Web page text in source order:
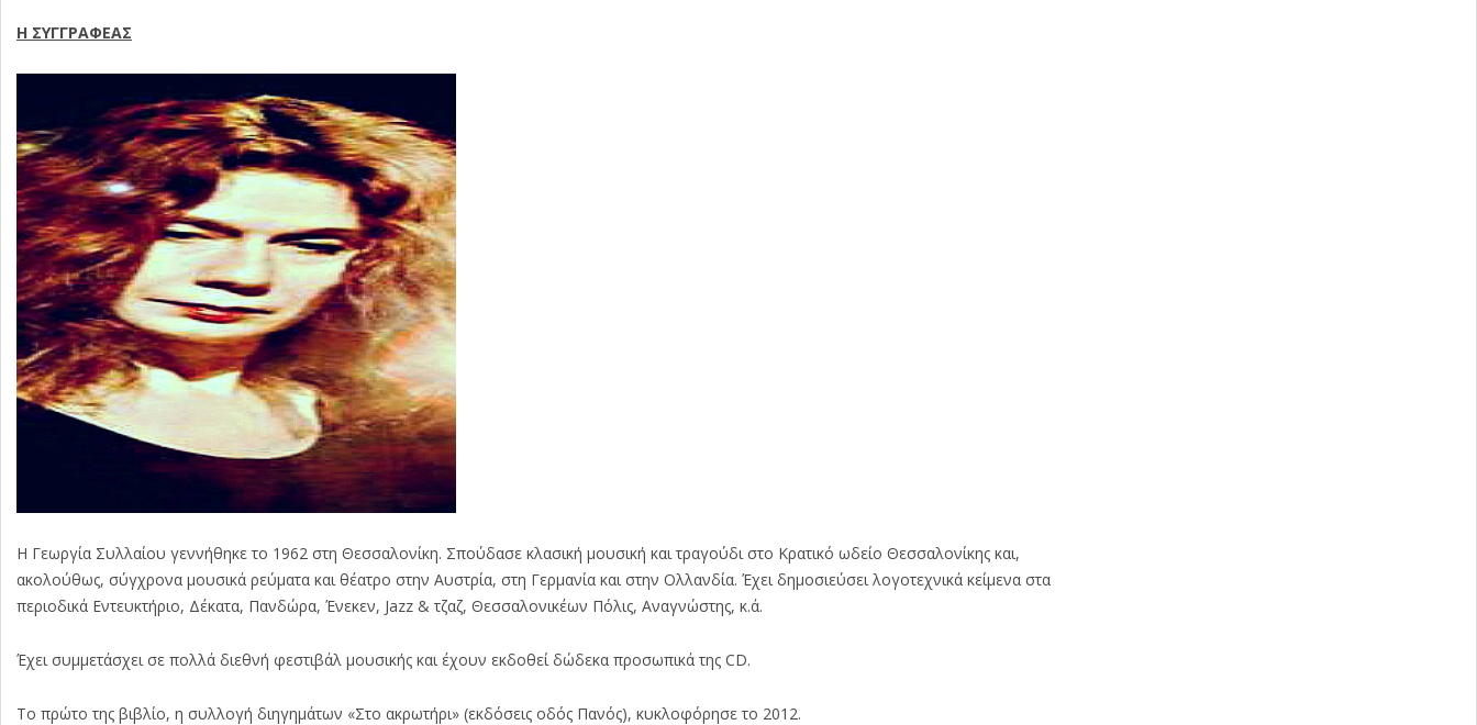
Η ΣΥΓΓΡΑΦΕΑΣ
Η Γεωργία Συλλαίου γεννήθηκε το 1962 στη Θεσσαλονίκη. Σπούδασε κλασική μουσική και τραγούδι στο Κρατικό ωδείο Θεσσαλονίκης και,
ακολούθως, σύγχρονα μουσικά ρεύματα και θέατρο στην Αυστρία, στη Γερμανία και στην Ολλανδία. Έχει δημοσιεύσει λογοτεχνικά κείμενα στα
περιοδικά Εντευκτήριο, Δέκατα, Πανδώρα, Ένεκεν, Jazz & τζαζ, Θεσσαλονικέων Πόλις, Αναγνώστης, κ.ά.
Έχει συμμετάσχει σε πολλά διεθνή φεστιβάλ μουσικής και έχουν εκδοθεί δώδεκα προσωπικά της CD.
Το πρώτο της βιβλίο, η συλλογή διηγημάτων «Στο ακρωτήρι» (εκδόσεις οδός Πανός), κυκλοφόρησε το 2012.